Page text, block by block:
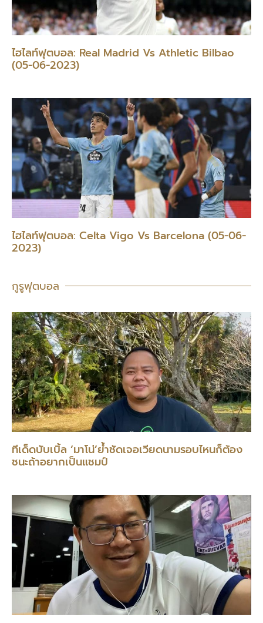
ไฮไลท์ฟุตบอล: Real Madrid Vs Athletic Bilbao
(05-06-2023)
ไฮไลท์ฟุตบอล: Celta Vigo Vs Barcelona (05-06-
2023)
กูรูฟุตบอล
ทีเด็ดบับเบิ้ล ‘มาโน่’ย้ำชัดเจอเวียดนามรอบไหนก็ต้อง
ชนะถ้าอยากเป็นแชมป์